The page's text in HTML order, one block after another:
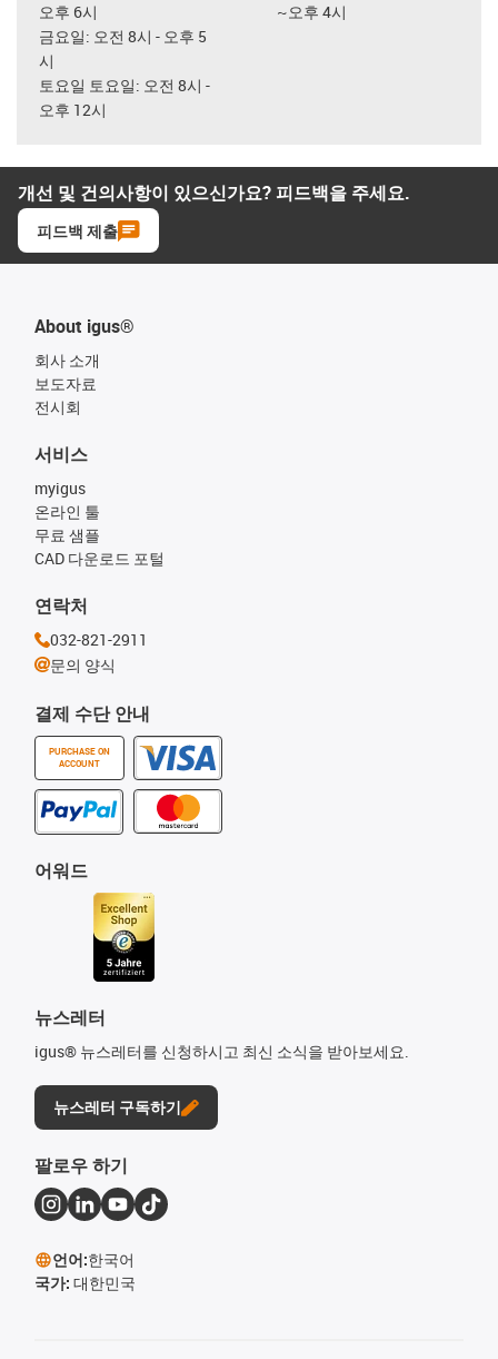
오후 6시
금요일: 오전 8시 - 오후 5
시
토요일 토요일: 오전 8시 -
오후 12시
~오후 4시
개선 및 건의사항이 있으신가요? 피드백을 주세요.
피드백 제출
About igus®
회사 소개
보도자료
전시회
결제 수단 안내
PURCHASE ON
ACCOUNT
서비스
myigus
온라인 툴
무료 샘플
CAD 다운로드 포털
어워드
뉴스레터
igus® 뉴스레터를 신청하시고 최신 소식을 받아보세요.
뉴스레터 구독하기
연락처
032-821-2911
문의 양식
팔로우 하기
언어:한국어
국가: 대한민국